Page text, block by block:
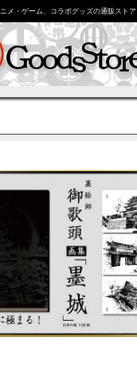
メ・ゲーム、コラボグッズの通販ストア